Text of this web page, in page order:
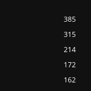
385
315
214
172
162